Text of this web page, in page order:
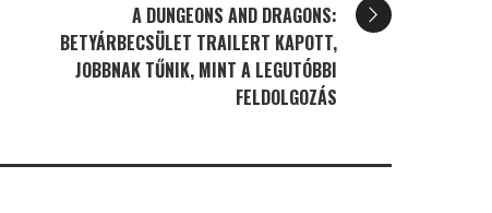
A DUNGEONS AND DRAGONS:
BETYÁRBECSÜLET TRAILERT KAPOTT,
JOBBNAK TŰNIK, MINT A LEGUTÓBBI
FELDOLGOZÁS